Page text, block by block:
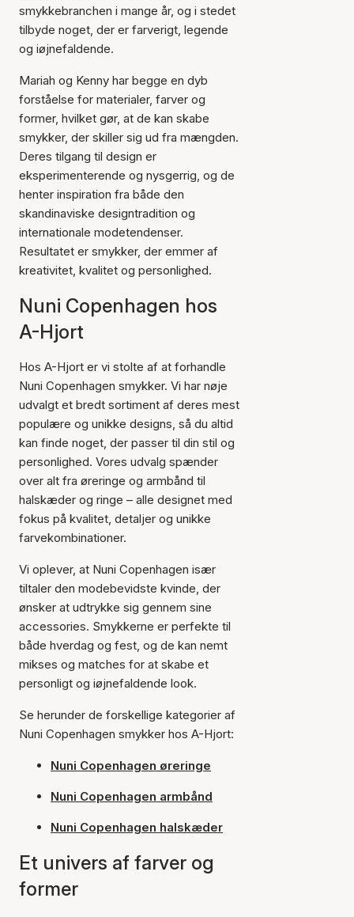
smykkebranchen i mange år, og i stedet
tilbyde noget, der er farverigt, legende
og iøjnefaldende.
Mariah og Kenny har begge en dyb
forståelse for materialer, farver og
former, hvilket gør, at de kan skabe
smykker, der skiller sig ud fra mængden.
Deres tilgang til design er
eksperimenterende og nysgerrig, og de
henter inspiration fra både den
skandinaviske designtradition og
internationale modetendenser.
Resultatet er smykker, der emmer af
kreativitet, kvalitet og personlighed.
Nuni Copenhagen hos
A-Hjort
Hos A-Hjort er vi stolte af at forhandle
Nuni Copenhagen smykker. Vi har nøje
udvalgt et bredt sortiment af deres mest
populære og unikke designs, så du altid
kan finde noget, der passer til din stil og
personlighed. Vores udvalg spænder
over alt fra øreringe og armbånd til
halskæder og ringe – alle designet med
fokus på kvalitet, detaljer og unikke
farvekombinationer.
Vi oplever, at Nuni Copenhagen især
tiltaler den modebevidste kvinde, der
ønsker at udtrykke sig gennem sine
accessories. Smykkerne er perfekte til
både hverdag og fest, og de kan nemt
mikses og matches for at skabe et
personligt og iøjnefaldende look.
Se herunder de forskellige kategorier af
Nuni Copenhagen smykker hos A-Hjort:
Nuni Copenhagen øreringe
Nuni Copenhagen armbånd
Nuni Copenhagen halskæder
Et univers af farver og
former